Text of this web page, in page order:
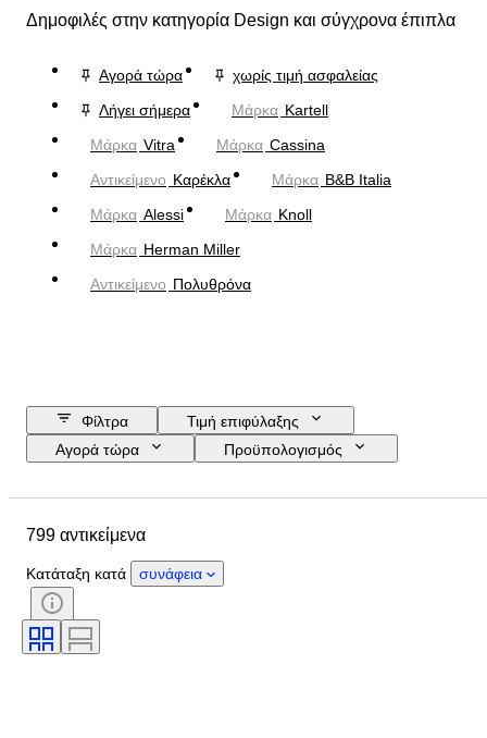
Δημοφιλές στην κατηγορία Design και σύγχρονα έπιπλα
Αγορά τώρα
χωρίς τιμή ασφαλείας
Λήγει σήμερα
Μάρκα Kartell
Μάρκα Vitra Μάρκα Cassina
Αντικείμενο Καρέκλα Μάρκα B&B Italia
Μάρκα Alessi Μάρκα Knoll
Μάρκα Herman Miller
Αντικείμενο Πολυθρόνα
Φίλτρα
Τιμή επιφύλαξης
Αγορά τώρα
Προϋπολογισμός
Αντικείμενο
Κατάσταση
Περίοδος
Θέμα
Τεχνική
Χρώμα
799 αντικείμενα
Κατάταξη κατά συνάφεια